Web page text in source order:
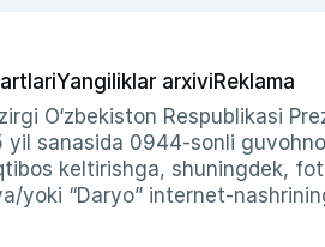
Yangiliklar arxiviReklama
O‘zbekiston Respublikasi
sanasida 0944-sonli
keltirishga, shuningdek,
yoki “Daryo” internet-